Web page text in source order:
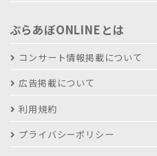
ぶらあぼONLINEとは
コンサート情報掲載について
広告掲載について
利用規約
プライバシーポリシー